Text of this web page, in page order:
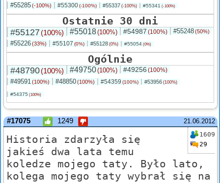
#55285(-100%) #55300(-100%) #55337 (-100%) #55341 (-100%)
Ostatnie 30 dni
#55127 (100%) #55018(100%) #54987 (100%) #55248(50%)
#55226(33%) #55107 (0%) #55128 (0%) #55054 (0%)
Ogólnie
#48790(100%) #49750(100%) #49256 (100%)
#49591(100%) #48850(100%) #54359 (100%) #53956 (100%)
#54375 (100%)
21.06.2012
#17075 1249
1609
29
Historia zdarzyła się
jakieś dwa lata temu
koledze mojego taty. Było lato,
kolega mojego taty wybrał się na